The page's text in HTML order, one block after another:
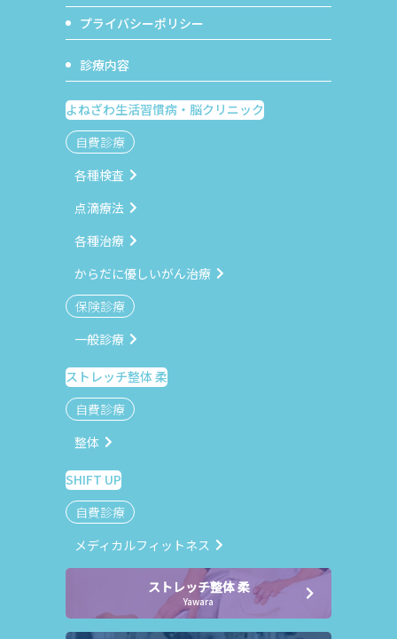
プライバシーポリシー
診療内容
よねざわ生活習慣病・脳クリニック
自費診療
各種検査
点滴療法
各種治療
からだに優しいがん治療
保険診療
一般診療
ストレッチ整体 柔
自費診療
整体
SHIFT UP
自費診療
メディカルフィットネス
ストレッチ整体 柔
Yawara